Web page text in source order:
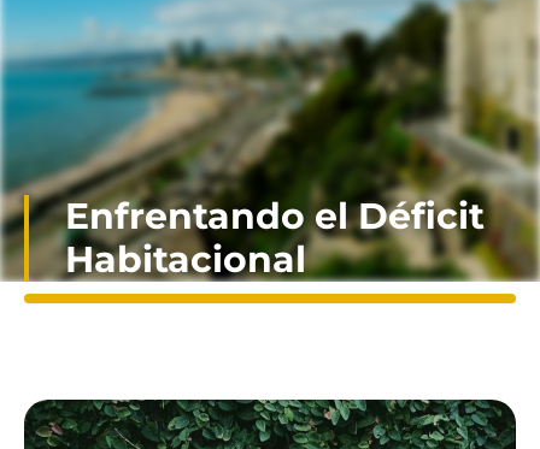
Enfrentando el Déficit
Habitacional